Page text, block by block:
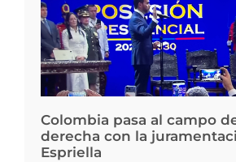
Colombia pasa al campo
derecha con la
Espriella